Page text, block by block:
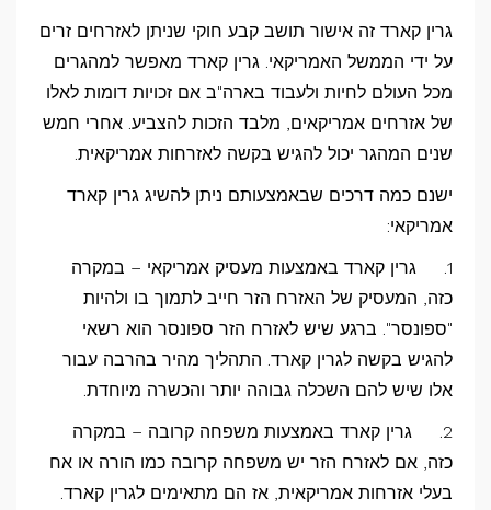
גרין קארד זה אישור תושב קבע חוקי שניתן לאזרחים זרים
על ידי הממשל האמריקאי. גרין קארד מאפשר למהגרים
מכל העולם לחיות ולעבוד בארה"ב אם זכויות דומות לאלו
של אזרחים אמריקאים, מלבד הזכות להצביע. אחרי חמש
שנים המהגר יכול להגיש בקשה לאזרחות אמריקאית.
ישנם כמה דרכים שבאמצעותם ניתן להשיג גרין קארד
אמריקאי:
1. גרין קארד באמצעות מעסיק אמריקאי – במקרה
כזה, המעסיק של האזרח הזר חייב לתמוך בו ולהיות
"ספונסר". ברגע שיש לאזרח הזר ספונסר הוא רשאי
להגיש בקשה לגרין קארד. התהליך מהיר בהרבה עבור
אלו שיש להם השכלה גבוהה יותר והכשרה מיוחדת.
2. גרין קארד באמצעות משפחה קרובה – במקרה
כזה, אם לאזרח הזר יש משפחה קרובה כמו הורה או אח
בעלי אזרחות אמריקאית, אז הם מתאימים לגרין קארד.